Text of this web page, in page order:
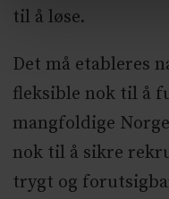
til å løse.
Det må etableres
fleksible nok til å
mangfoldige
nok til å sikre
trygt og